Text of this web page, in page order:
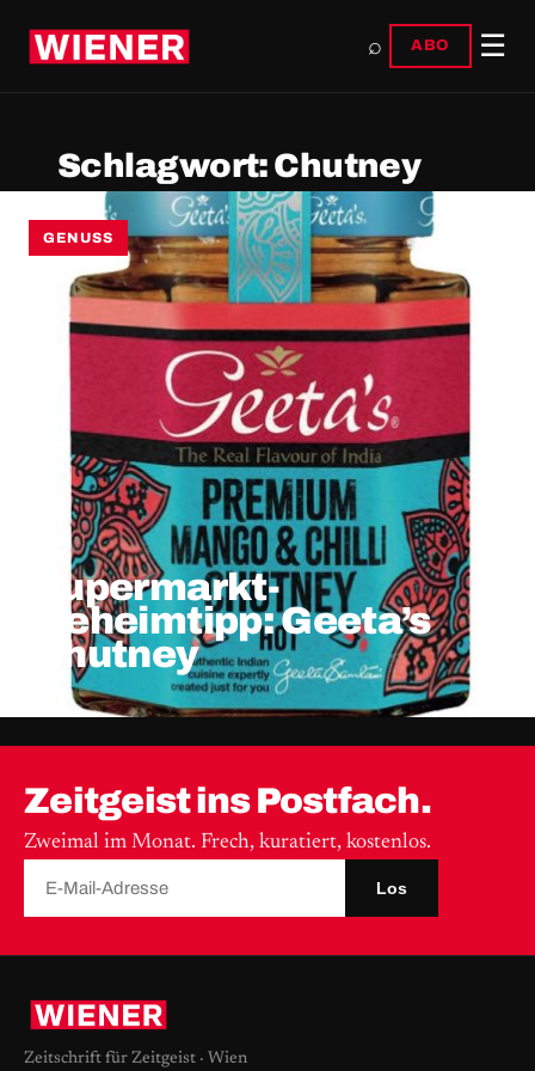
⌕ ABO ☰
Schlagwort:Chutney
GENUSS
Supermarkt-
Geheimtipp: Geeta’s
Chutney
Zeitgeist ins Postfach.
Zweimal im Monat. Frech, kuratiert, kostenlos.
Los
Zeitschrift für Zeitgeist · Wien